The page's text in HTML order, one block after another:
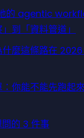
的 agentic
到「資料管道」
麼這條路在
你能不能先跑起
的 3 件事